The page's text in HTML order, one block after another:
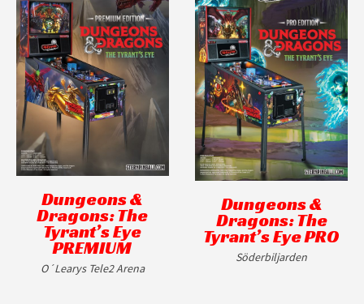
Dungeons &
Dragons: The
Tyrant’s Eye
PREMIUM
O´Learys Tele2 Arena
Dungeons &
Dragons: The
Tyrant’s Eye PRO
Söderbiljarden